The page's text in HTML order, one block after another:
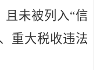
且未被列入“信
重大税收违法